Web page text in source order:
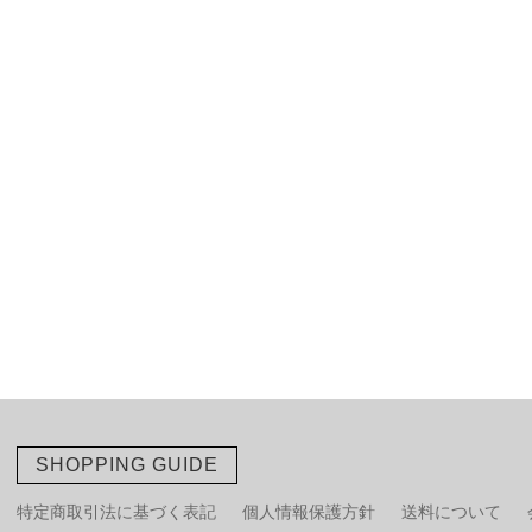
SHOPPING GUIDE
特定商取引法に基づく表記 個人情報保護方針 送料について